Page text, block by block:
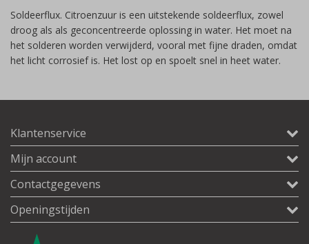
Soldeerflux. Citroenzuur is een uitstekende soldeerflux, zowel
droog als als geconcentreerde oplossing in water. Het moet na
het solderen worden verwijderd, vooral met fijne draden, omdat
het licht corrosief is. Het lost op en spoelt snel in heet water.
Klantenservice
Mijn account
Contactgegevens
Openingstijden